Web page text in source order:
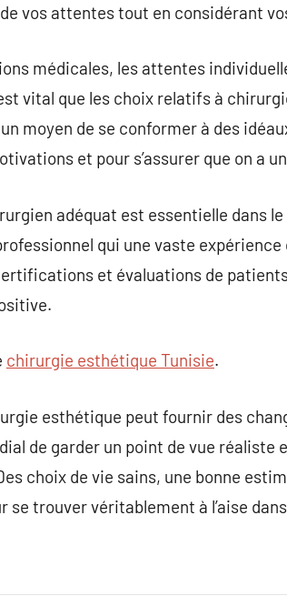
vos attentes tout en considérant
médicales, les attentes
vital que les choix relatifs à
moyen de se conformer à des
et pour s’assurer que on a
adéquat est essentielle dans
qui une vaste
et évaluations de
chirurgie esthétique Tunisie.
esthétique peut fournir des
de garder un point de vue réaliste
choix de vie sains, une bonne
trouver véritablement à l’aise